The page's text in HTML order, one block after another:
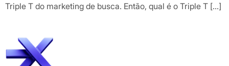
Triple T do marketing de busca. Então, qual é o Triple T […]